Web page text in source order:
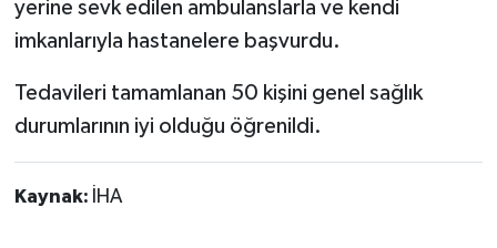
yerine sevk edilen ambulanslarla ve kendi
imkanlarıyla hastanelere başvurdu.
Tedavileri tamamlanan 50 kişini genel sağlık
durumlarının iyi olduğu öğrenildi.
Kaynak: İHA